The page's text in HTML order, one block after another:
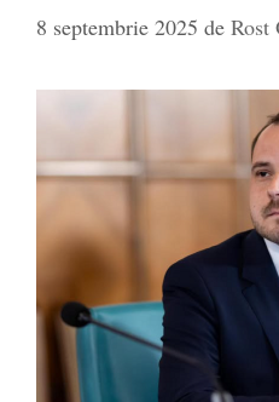
8 septembrie 2025 de Rost